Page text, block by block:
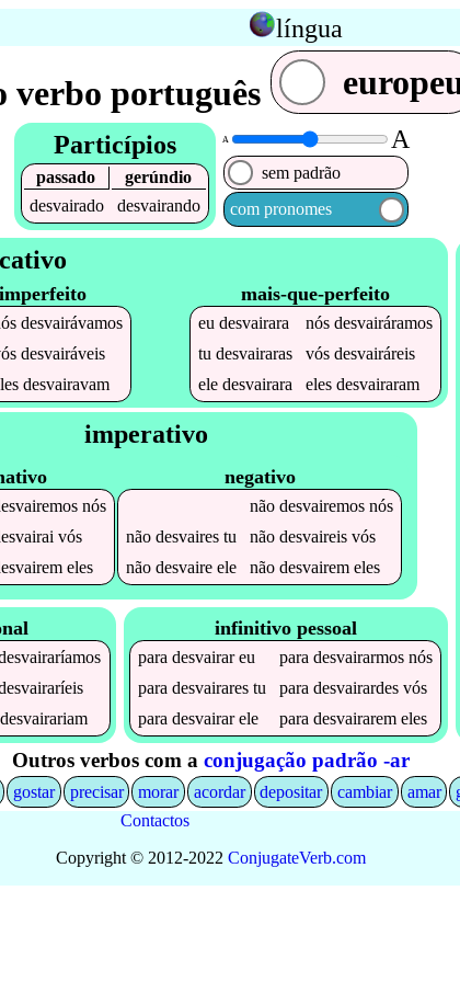
língua
verbo português
Particípios
passado
gerúndio
desvairado
desvairando
A A
sem padrão
com pronomes
desvairávamos
desvairáveis
desvairavam
mais-que-perfeito
eudesvairara nósdesvairáramos
tudesvairaras vósdesvairáreis
eledesvairara elesdesvairaram
imperativo
nós
vós
eles
negativo
não desvairemosnós
não desvairestu não desvaireisvós
não desvaireele não desvairemeles
desvairariam
infinitivo pessoal
paradesvairareu paradesvairarmos nós
paradesvairares tu paradesvairardes vós
paradesvairarele paradesvairarem eles
Outros verbos com a conjugação padrão -ar
gostar precisar morar acordar depositar cambiar amar
Contactos
Copyright © 2012-2022 ConjugateVerb.com